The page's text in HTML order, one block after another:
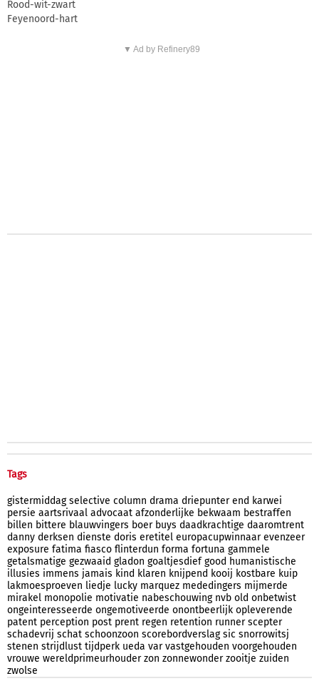
Rood-wit-zwart
Feyenoord-hart
▼ Ad by Refinery89
Tags
gistermiddag selective column drama driepunter end karwei
persie aartsrivaal advocaat afzonderlijke bekwaam bestraffen
billen bittere blauwvingers boer buys daadkrachtige daaromtrent
danny derksen dienste doris eretitel europacupwinnaar evenzeer
exposure fatima fiasco flinterdun forma fortuna gammele
getalsmatige gezwaaid gladon goaltjesdief good humanistische
illusies immens jamais kind klaren knijpend kooij kostbare kuip
lakmoesproeven liedje lucky marquez mededingers mijmerde
mirakel monopolie motivatie nabeschouwing nvb old onbetwist
ongeinteresseerde ongemotiveerde onontbeerlijk opleverende
patent perception post prent regen retention runner scepter
schadevrij schat schoonzoon scorebordverslag sic snorrowitsj
stenen strijdlust tijdperk ueda var vastgehouden voorgehouden
vrouwe wereldprimeurhouder zon zonnewonder zooitje zuiden
zwolse